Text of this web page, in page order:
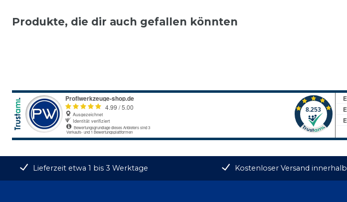
Produkte, die dir auch gefallen könnten
Lieferzeit etwa 1 bis 3 Werktage Kostenloser Versand